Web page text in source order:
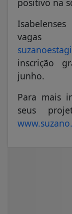
positivo na
inscrição
junho.
Para mais
seus